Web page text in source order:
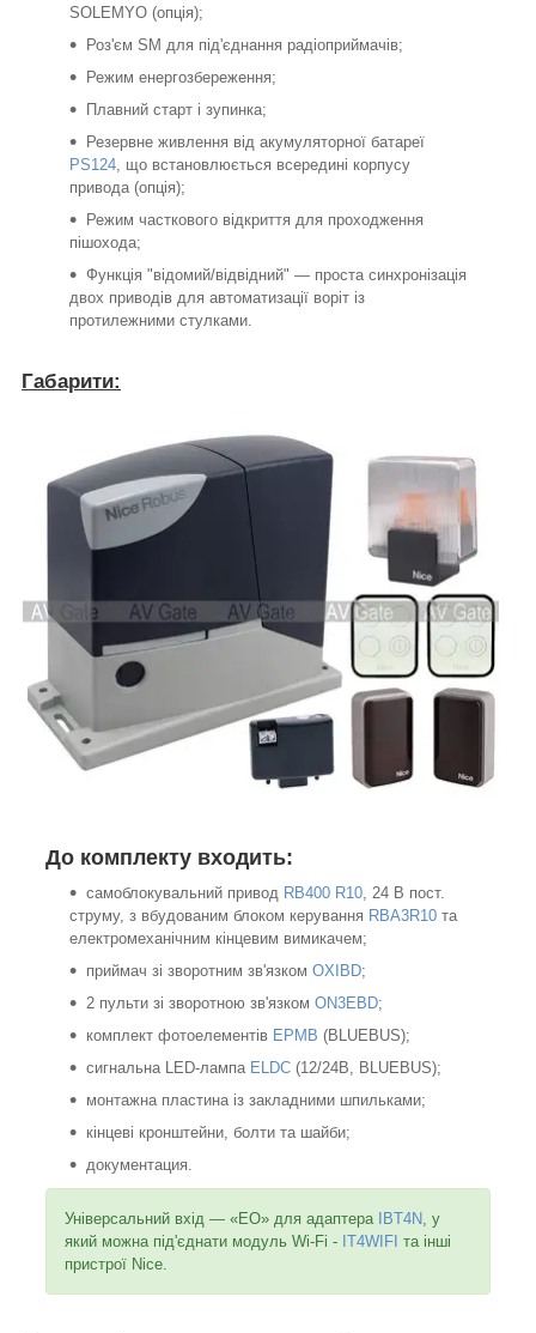
SOLEMYO (опція);
Роз'єм SM для під'єднання радіоприймачів;
Режим енергозбереження;
Плавний старт і зупинка;
Резервне живлення від акумуляторної батареї
PS124 , що встановлюється всередині корпусу
привода (опція);
Режим часткового відкриття для проходження
пішохода;
Функція "відомий/відвідний" — проста синхронізація
двох приводів для автоматизації воріт із
протилежними стулками.
До комплекту входить:
самоблокувальний привод RB400 R10 , 24 В пост.
струму, з вбудованим блоком керування RBA3R10 та
електромеханічним кінцевим вимикачем;
приймач зі зворотним зв'язком OXIBD;
2 пульти зі зворотною зв'язком ON3EBD;
комплект фотоелементів EPMB (BLUEBUS);
сигнальна LED-лампа ELDC (12/24B, BLUEBUS);
монтажна пластина із закладними шпильками;
кінцеві кронштейни, болти та шайби;
документация.
Універсальний вхід — «EO» для адаптера IBT4N
, у
який можна під'єднати модуль Wi-Fi - IT4WIFI та інші
пристрої Nice.
Габарити: